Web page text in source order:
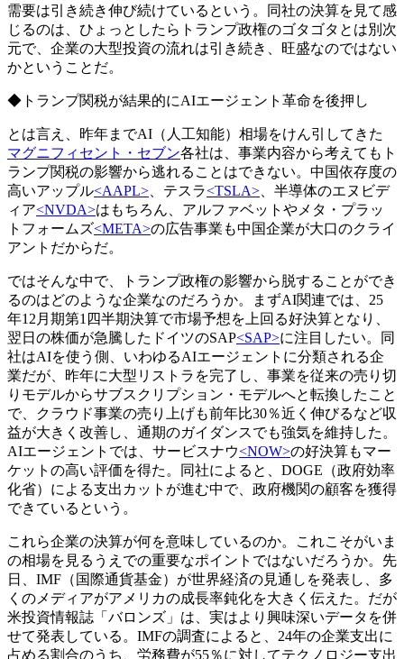
需要は引き続き伸び続けているという。同社の決算を見て感
じるのは、ひょっとしたらトランプ政権のゴタゴタとは別次
元で、企業の大型投資の流れは引き続き、旺盛なのではない
かということだ。
◆トランプ関税が結果的にAIエージェント革命を後押し
とは言え、昨年までAI（人工知能）相場をけん引してきた
マグニフィセント・セブン各社は、事業内容から考えてもト
ランプ関税の影響から逃れることはできない。中国依存度の
高いアップル<AAPL> 、テスラ<TSLA> 、半導体のエヌビデ
ィア<NVDA>はもちろん、アルファベットやメタ・プラッ
トフォームズ<META>の広告事業も中国企業が大口のクライ
アントだからだ。
ではそんな中で、トランプ政権の影響から脱することができ
るのはどのような企業なのだろうか。まずAI関連では、25
年12月期第1四半期決算で市場予想を上回る好決算となり、
翌日の株価が急騰したドイツのSAP<SAP>に注目したい。同
社はAIを使う側、いわゆるAIエージェントに分類される企
業だが、昨年に大型リストラを完了し、事業を従来の売り切
りモデルからサブスクリプション・モデルへと転換したこと
で、クラウド事業の売り上げも前年比30％近く伸びるなど収
益が大きく改善し、通期のガイダンスでも強気を維持した。
AIエージェントでは、サービスナウ<NOW>の好決算もマー
ケットの高い評価を得た。同社によると、DOGE（政府効率
化省）による支出カットが進む中で、政府機関の顧客を獲得
できているという。
これら企業の決算が何を意味しているのか。これこそがいま
の相場を見るうえでの重要なポイントではないだろうか。先
日、IMF（国際通貨基金）が世界経済の見通しを発表し、多
くのメディアがアメリカの成長率鈍化を大きく伝えた。だが
米投資情報誌「バロンズ」は、実はより興味深いデータを併
せて発表している。IMFの調査によると、24年の企業支出に
占める割合のうち、労務費が55％に対してテクノロジー支出